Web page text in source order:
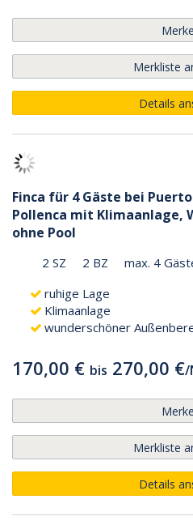
Merkliste
Details
Finca für 4 Gäste bei
Pollenca mit Klimaanlage,
ohne Pool
2 SZ 2 BZ max. 4
ruhige Lage
Klimaanlage
wunderschöner
170,00 € bis 270,00 €/
Merkliste
Details